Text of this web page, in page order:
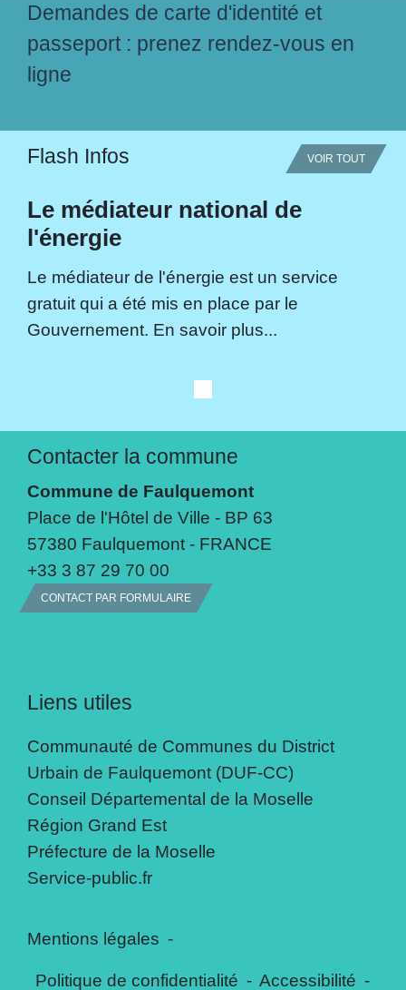
Demandes de carte d'identité et
passeport : prenez rendez-vous en
ligne
Flash Infos VOIR TOUT
Le médiateur national de
l'énergie
Le médiateur de l'énergie est un service
gratuit qui a été mis en place par le
Gouvernement. En savoir plus...
Contacter la commune
Commune de Faulquemont
Place de l'Hôtel de Ville - BP 63
57380 Faulquemont - FRANCE
+33 3 87 29 70 00
CONTACT PAR FORMULAIRE
Liens utiles
Communauté de Communes du District
Urbain de Faulquemont (DUF-CC)
Conseil Départemental de la Moselle
Région Grand Est
Préfecture de la Moselle
Service-public.fr
Mentions légales -
Politique de confidentialité - Accessibilité -